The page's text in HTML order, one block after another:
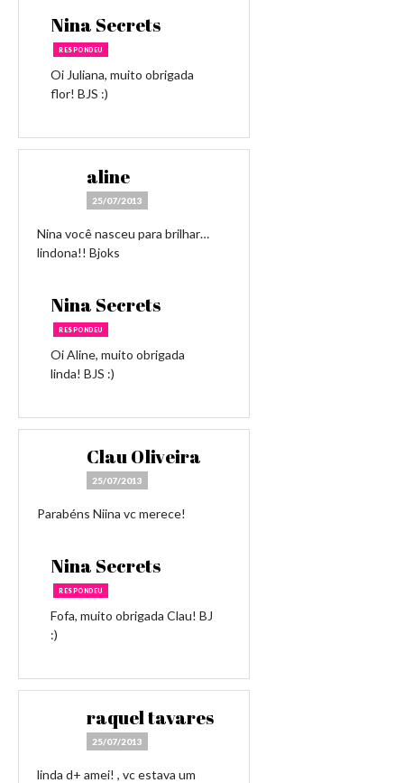
Nina Secrets
RESPONDEU
Oi Juliana, muito obrigada
flor! BJS :)
aline
25/07/2013
Nina você nasceu para brilhar…
lindona!! Bjoks
Nina Secrets
RESPONDEU
Oi Aline, muito obrigada
linda! BJS :)
Clau Oliveira
25/07/2013
Parabéns Niina vc merece!
Nina Secrets
RESPONDEU
Fofa, muito obrigada Clau! BJ
:)
raquel tavares
25/07/2013
linda d+ amei! , vc estava um